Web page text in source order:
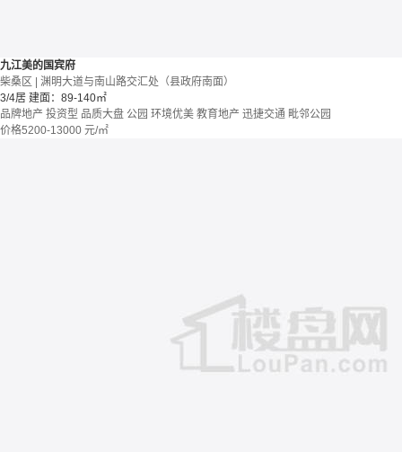
九江美的国宾府
柴桑区 | 渊明大道与南山路交汇处（县政府南面）
3/4居 建面：89-140㎡
品牌地产 投资型 品质大盘 公园 环境优美 教育地产 迅捷交通 毗邻公园
价格5200-13000 元/㎡